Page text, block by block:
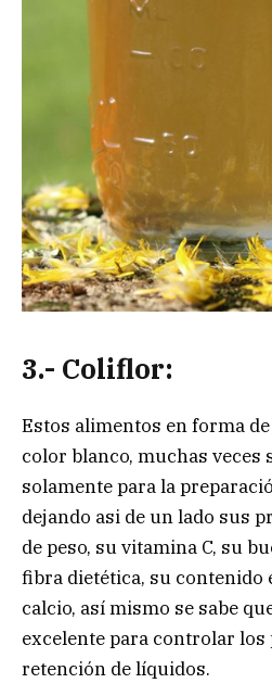
3.- Coliflor:
Estos alimentos en forma
color blanco, muchas veces
solamente para la
dejando asi de un lado sus
de peso, su vitamina C, su
fibra dietética, su contenido
calcio, así mismo se sabe
excelente para controlar los
retención de líquidos.